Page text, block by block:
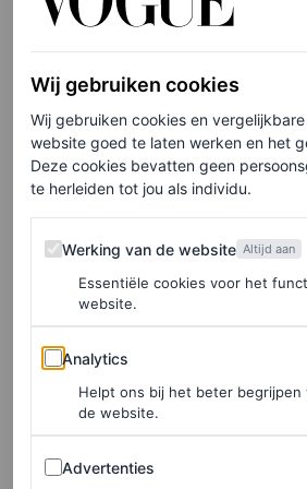
2021 – die ze overigens altijd droeg
en oorbellen met lichtblauwe
LEES OOK
Koningin Máxima kan geen genoeg krijgen
van de strikkentrend op Prinsjesdag 2024
LOIS LAVERNE
De tekst gaat verder onder de
Wij gebruiken cookies
Wij gebruiken cookies en
website goed te laten werken en het
Deze cookies bevatten geen
te herleiden tot jou als individu.
Werking van de website
Werking van de website Altijd aan
Essentiële cookies voor het
website.
Analytics
Analytics
Helpt ons bij het beter begrijpen
de website.
Advertenties
Advertenties